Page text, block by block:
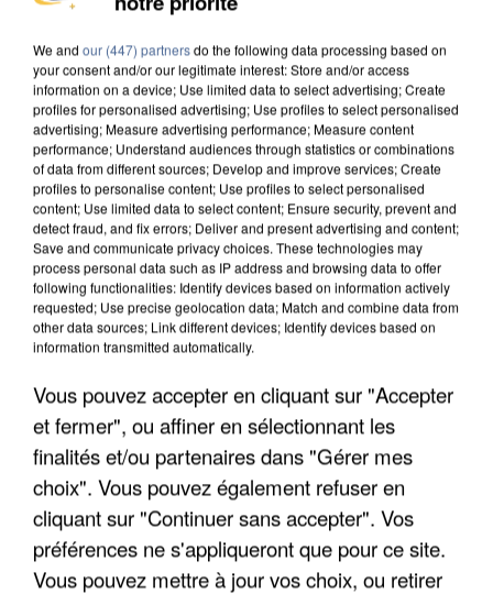
INTERPELLÉ EN ALGÉRIE
UNE TOURISTE DE L’OISE EMPORTÉE PAR UNE
COULÉE DE BOUE EN HAUTE-SAVOIE
We and our (447) partnersdo the following data processing based on
your consent and/or our legitimate interest: Store and/or access
information on a device; Use limited data to select advertising; Create
profiles for personalised advertising; Use profiles to select personalised
advertising; Measure advertising performance; Measure content
performance; Understand audiences through statistics or combinations
of data from different sources; Develop and improve services; Create
profiles to personalise content; Use profiles to select personalised
content; Use limited data to select content; Ensure security, prevent and
detect fraud, and fix errors; Deliver and present advertising and content;
Save and communicate privacy choices. These technologies may
process personal data such as IP address and browsing data to offer
following functionalities: Identify devices based on information actively
requested; Use precise geolocation data; Match and combine data from
other data sources; Link different devices; Identify devices based on
information transmitted automatically.
Vous pouvez accepter en cliquant sur "Accepter
et fermer", ou affiner en sélectionnant les
finalités et/ou partenaires dans "Gérer mes
choix". Vous pouvez également refuser en
cliquant sur "Continuer sans accepter". Vos
préférences ne s'appliqueront que pour ce site.
Vous pouvez mettre à jour vos choix, ou retirer